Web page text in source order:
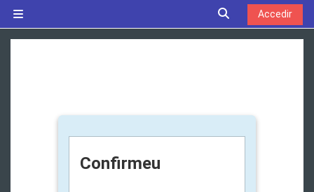
Commuta
Accedir
Confirmeu